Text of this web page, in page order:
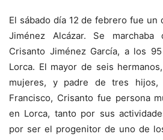
El sábado día 12 de febrero fue un
Jiménez Alcázar. Se
Crisanto Jiménez García, a los
Lorca. El mayor de seis
mujeres, y padre de tres hijos,
Francisco, Crisanto fue persona
en Lorca, tanto por sus
por ser el progenitor de uno de